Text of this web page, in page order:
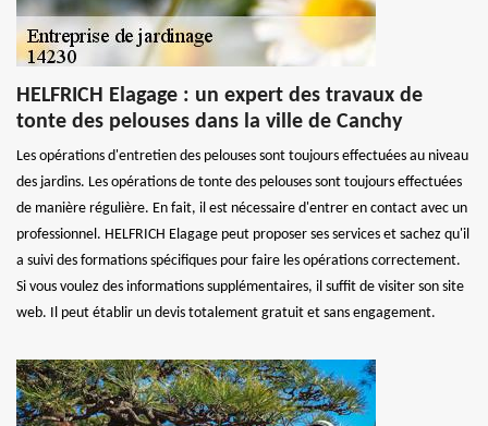
HELFRICH Elagage : un expert des travaux de
tonte des pelouses dans la ville de Canchy
Les opérations d'entretien des pelouses sont toujours effectuées au niveau
des jardins. Les opérations de tonte des pelouses sont toujours effectuées
de manière régulière. En fait, il est nécessaire d'entrer en contact avec un
professionnel. HELFRICH Elagage peut proposer ses services et sachez qu'il
a suivi des formations spécifiques pour faire les opérations correctement.
Si vous voulez des informations supplémentaires, il suffit de visiter son site
web. Il peut établir un devis totalement gratuit et sans engagement.